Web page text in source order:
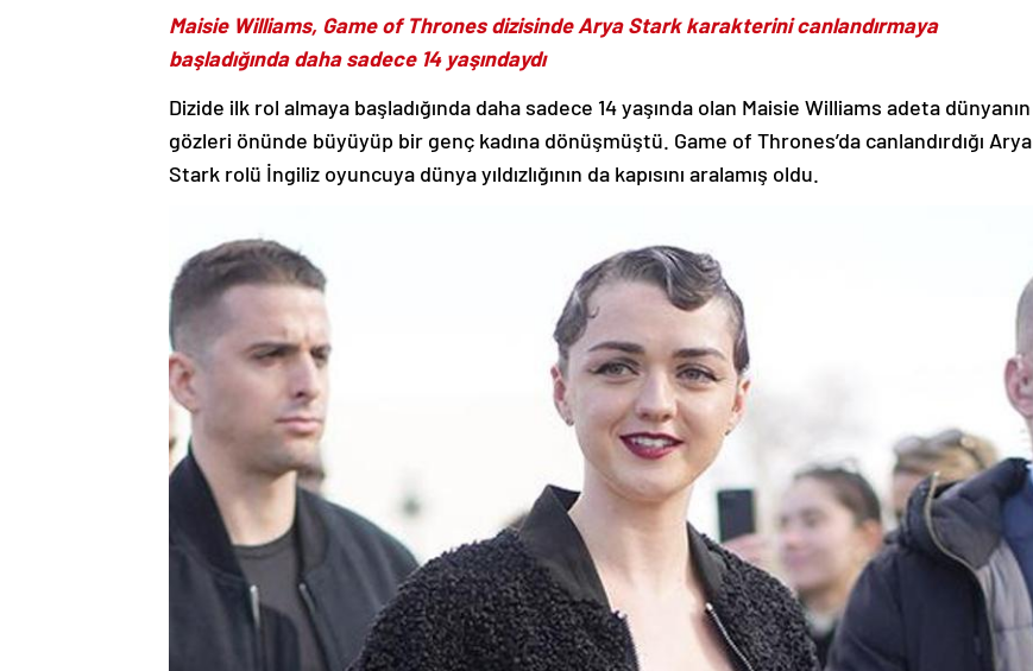
Maisie Williams, Game of Thrones dizisinde Arya Stark karakterini canlandırmaya
başladığında daha sadece 14 yaşındaydı
Dizide ilk rol almaya başladığında daha sadece 14 yaşında olan Maisie Williams adeta dünyanın
gözleri önünde büyüyüp bir genç kadına dönüşmüştü. Game of Thrones’da canlandırdığı Arya
Stark rolü İngiliz oyuncuya dünya yıldızlığının da kapısını aralamış oldu.